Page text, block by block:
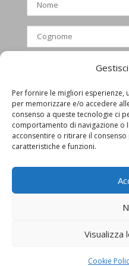
Per fornire le migliori esperienze,
per memorizzare e/o accedere
consenso a queste tecnologie ci
comportamento di navigazione o
acconsentire o ritirare il
caratteristiche e funzioni.
Visualizza
Cookie
Ho letto e
privacy